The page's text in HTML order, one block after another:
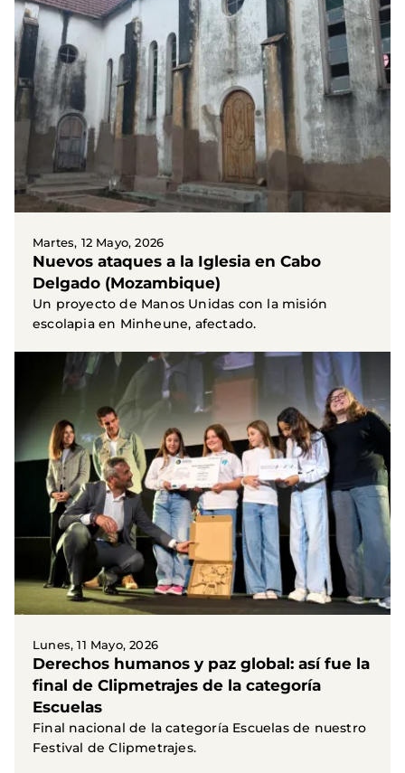
Martes, 12 Mayo, 2026
Nuevos ataques a la Iglesia en Cabo
Delgado (Mozambique)
Un proyecto de Manos Unidas con la misión
escolapia en Minheune, afectado.
Lunes, 11 Mayo, 2026
Derechos humanos y paz global: así fue la
final de Clipmetrajes de la categoría
Escuelas
Final nacional de la categoría Escuelas de nuestro
Festival de Clipmetrajes.